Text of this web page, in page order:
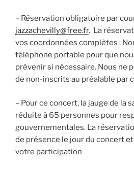
– Réservation obligatoire par
jazzachevilly@free.fr. La
vos coordonnées complètes :
téléphone portable pour que
prévenir si nécessaire. Nous ne
de non-inscrits au préalable par
– Pour ce concert, la jauge de la
réduite à 65 personnes pour
gouvernementales. La
de présence le jour du concert
votre participation